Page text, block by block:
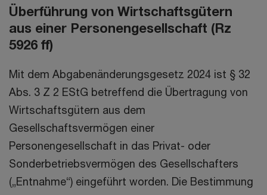
Überführung von Wirtschaftsgütern
aus einer Personengesellschaft (Rz
5926 ff)
Mit dem Abgabenänderungsgesetz 2024 ist § 32
Abs. 3 Z 2 EStG betreffend die Übertragung von
Wirtschaftsgütern aus dem
Gesellschaftsvermögen einer
Personengesellschaft in das Privat- oder
Sonderbetriebsvermögen des Gesellschafters
(„Entnahme“) eingeführt worden. Die Bestimmung